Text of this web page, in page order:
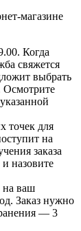
магазине
Когда
свяжется
выбрать
Осмотрите
точек для
на
заказа
и назовите
на ваш
Заказ нужно
— 3